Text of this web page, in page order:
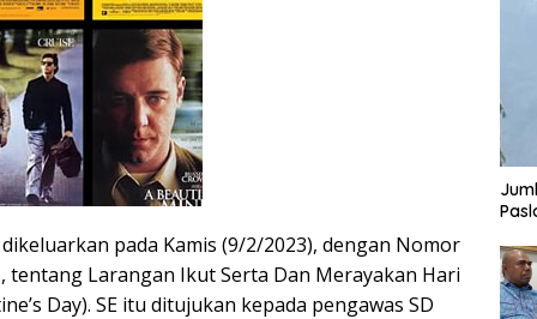
pada Kamis (9/2/2023), dengan Nomor
tentang Larangan Ikut Serta Dan Merayakan Hari
Day). SE itu ditujukan kepada pengawas SD